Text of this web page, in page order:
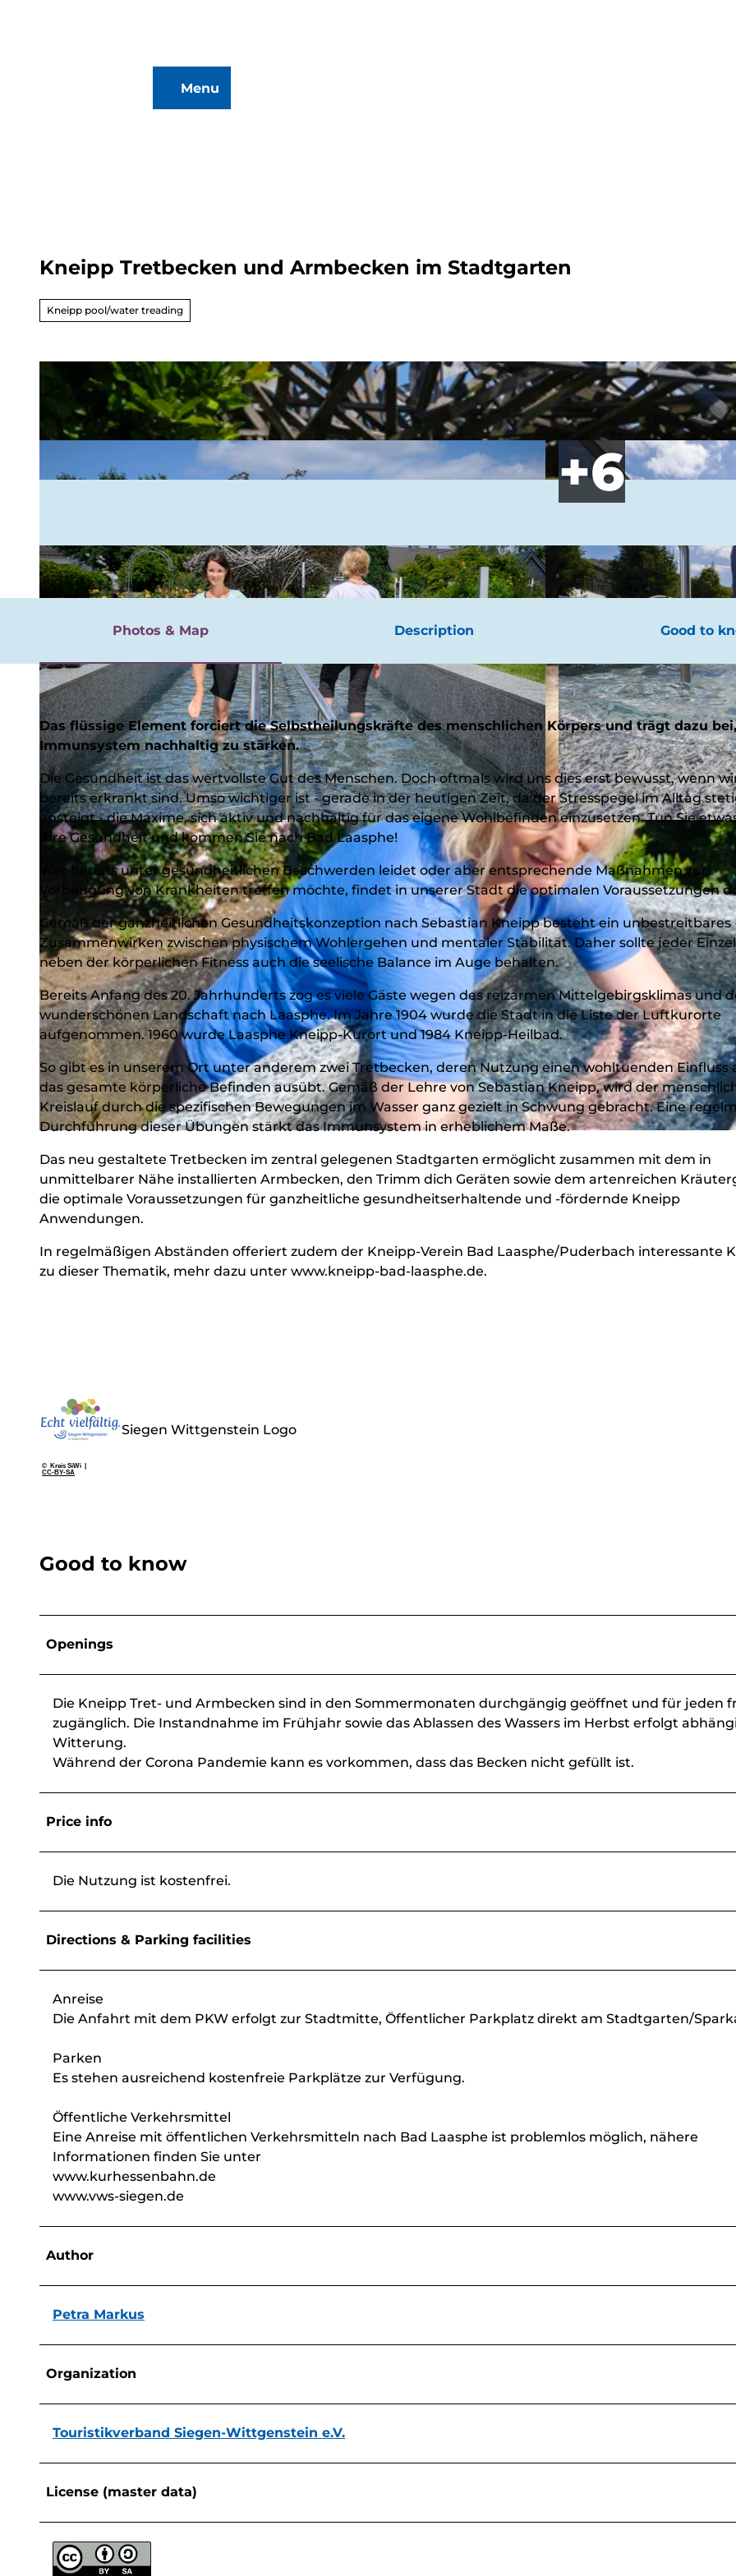
Menu
Hiking
rgnügen
Kneipp Tretbecken und Armbecken im Stadtgarten
Kneipp pool/water treading
© (c) Klaus-Peter Kappest | CC-BY-SA © Klaus-Peter Kappest, TKS Bad Laasphe GmbH |CC-
Photos & Map Description Good to
Das flüssige Element forciert die Selbstheilungskräfte des menschlichen Körpers und trägt dazu
Immunsystem nachhaltig zu stärken.
Die Gesundheit ist das wertvollste Gut des Menschen. Doch oftmals wird uns dies erst bewusst, wenn
bereits erkrankt sind. Umso wichtiger ist - gerade in der heutigen Zeit, da der Stresspegel im Alltag
ansteigt - die Maxime, sich aktiv und nachhaltig für das eigene Wohlbefinden einzusetzen. Tun Sie
Ihre Gesundheit und kommen Sie nach Bad Laasphe!
Wer bereits unter gesundheitlichen Beschwerden leidet oder aber entsprechende Maßnahmen zur
Vorbeugung von Krankheiten treffen möchte, findet in unserer Stadt die optimalen Voraussetzungen
Gemäß der ganzheitlichen Gesundheitskonzeption nach Sebastian Kneipp besteht ein unbestreitbares
Zusammenwirken zwischen physischem Wohlergehen und mentaler Stabilität. Daher sollte jeder
neben der körperlichen Fitness auch die seelische Balance im Auge behalten.
Bereits Anfang des 20. Jahrhunderts zog es viele Gäste wegen des reizarmen Mittelgebirgsklimas und
wunderschönen Landschaft nach Laasphe. Im Jahre 1904 wurde die Stadt in die Liste der Luftkurorte
aufgenommen. 1960 wurde Laasphe Kneipp-Kurort und 1984 Kneipp-Heilbad.
So gibt es in unserem Ort unter anderem zwei Tretbecken, deren Nutzung einen wohltuenden Einfluss
das gesamte körperliche Befinden ausübt. Gemäß der Lehre von Sebastian Kneipp, wird der
Kreislauf durch die spezifischen Bewegungen im Wasser ganz gezielt in Schwung gebracht. Eine
Durchführung dieser Übungen stärkt das Immunsystem in erheblichem Maße.
Das neu gestaltete Tretbecken im zentral gelegenen Stadtgarten ermöglicht zusammen mit dem in
unmittelbarer Nähe installierten Armbecken, den Trimm dich Geräten sowie dem artenreichen
die optimale Voraussetzungen für ganzheitliche gesundheitserhaltende und -fördernde Kneipp
Anwendungen.
In regelmäßigen Abständen offeriert zudem der Kneipp-Verein Bad Laasphe/Puderbach interessante
zu dieser Thematik, mehr dazu unter www.kneipp-bad-laasphe.de.
© Kreis SiWi |
CC-BY-SA
Siegen Wittgenstein Logo
Good to know
Openings
Die Kneipp Tret- und Armbecken sind in den Sommermonaten durchgängig geöffnet und für jeden
zugänglich. Die Instandnahme im Frühjahr sowie das Ablassen des Wassers im Herbst erfolgt
Witterung.
Während der Corona Pandemie kann es vorkommen, dass das Becken nicht gefüllt ist.
Price info
Die Nutzung ist kostenfrei.
Directions & Parking facilities
Anreise
Die Anfahrt mit dem PKW erfolgt zur Stadtmitte, Öffentlicher Parkplatz direkt am Stadtgarten/
Parken
Es stehen ausreichend kostenfreie Parkplätze zur Verfügung.
Öffentliche Verkehrsmittel
Eine Anreise mit öffentlichen Verkehrsmitteln nach Bad Laasphe ist problemlos möglich, nähere
Informationen finden Sie unter
www.kurhessenbahn.de
www.vws-siegen.de
Author
Petra Markus
Organization
Touristikverband Siegen-Wittgenstein e.V.
License (master data)